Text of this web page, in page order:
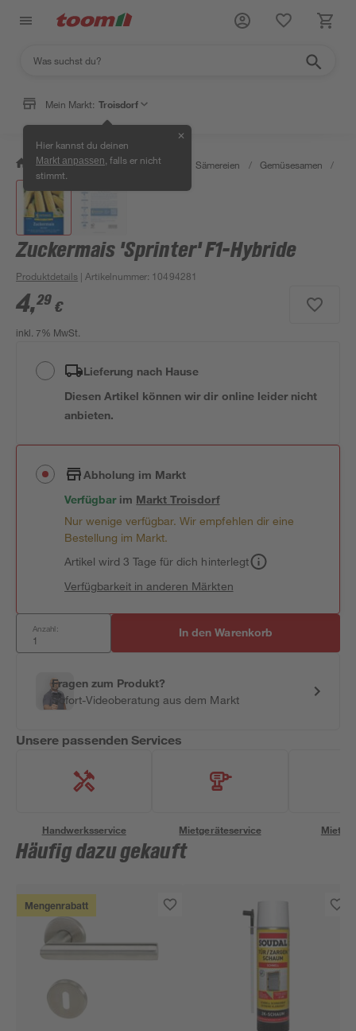
Mein Markt: Troisdorf
Hier kannst du deinen
Markt anpassen , falls er nicht
stimmt.
✕
/ Garten & Freizeit / Pflanzen Sämereien / Gemüsesamen /
Zuckermais 'Sprinter' F1-Hybride
Produktdetails | Artikelnummer: 10494281
4,29 €
inkl. 7% MwSt.
Lieferung nach Hause
Diesen Artikel können wir dir online leider nicht
anbieten.
Abholung im Markt
Verfügbar im MarktTroisdorf
Nur wenige verfügbar. Wir empfehlen dir eine
Bestellung im Markt.
Artikel wird 3 Tage für dich hinterlegt
Verfügbarkeit in anderen Märkten
Anzahl: In den Warenkorb
Fragen zum Produkt?
Sofort-Videoberatung aus dem Markt
Unsere passenden Services
Handwerksservice Mietgeräteservice
Häufig dazu gekauft
Mengenrabatt